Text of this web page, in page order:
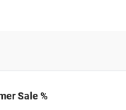
Sale %